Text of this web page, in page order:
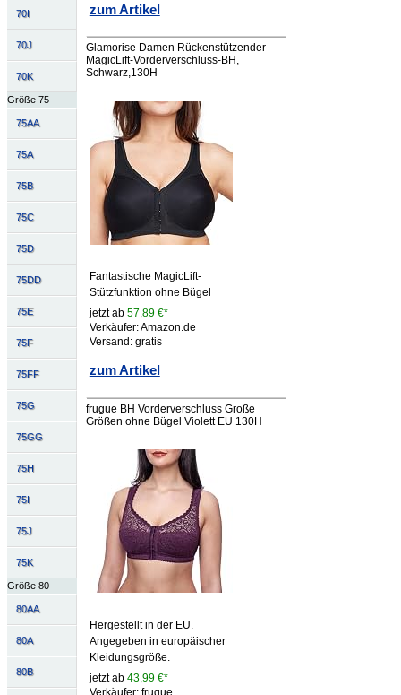
70I
70J
70K
Größe 75
75AA
75A
75B
75C
75D
75DD
75E
75F
75FF
75G
75GG
75H
75I
75J
75K
Größe 80
80AA
80A
80B
zum Artikel
Glamorise Damen Rückenstützender
MagicLift-Vorderverschluss-BH,
Schwarz,130H
Fantastische MagicLift-
Stützfunktion ohne Bügel
jetzt ab 57,89 €*
Verkäufer: Amazon.de
Versand: gratis
zum Artikel
frugue BH Vorderverschluss Große
Größen ohne Bügel Violett EU 130H
Hergestellt in der EU.
Angegeben in europäischer
Kleidungsgröße.
jetzt ab 43,99 €*
Verkäufer: frugue